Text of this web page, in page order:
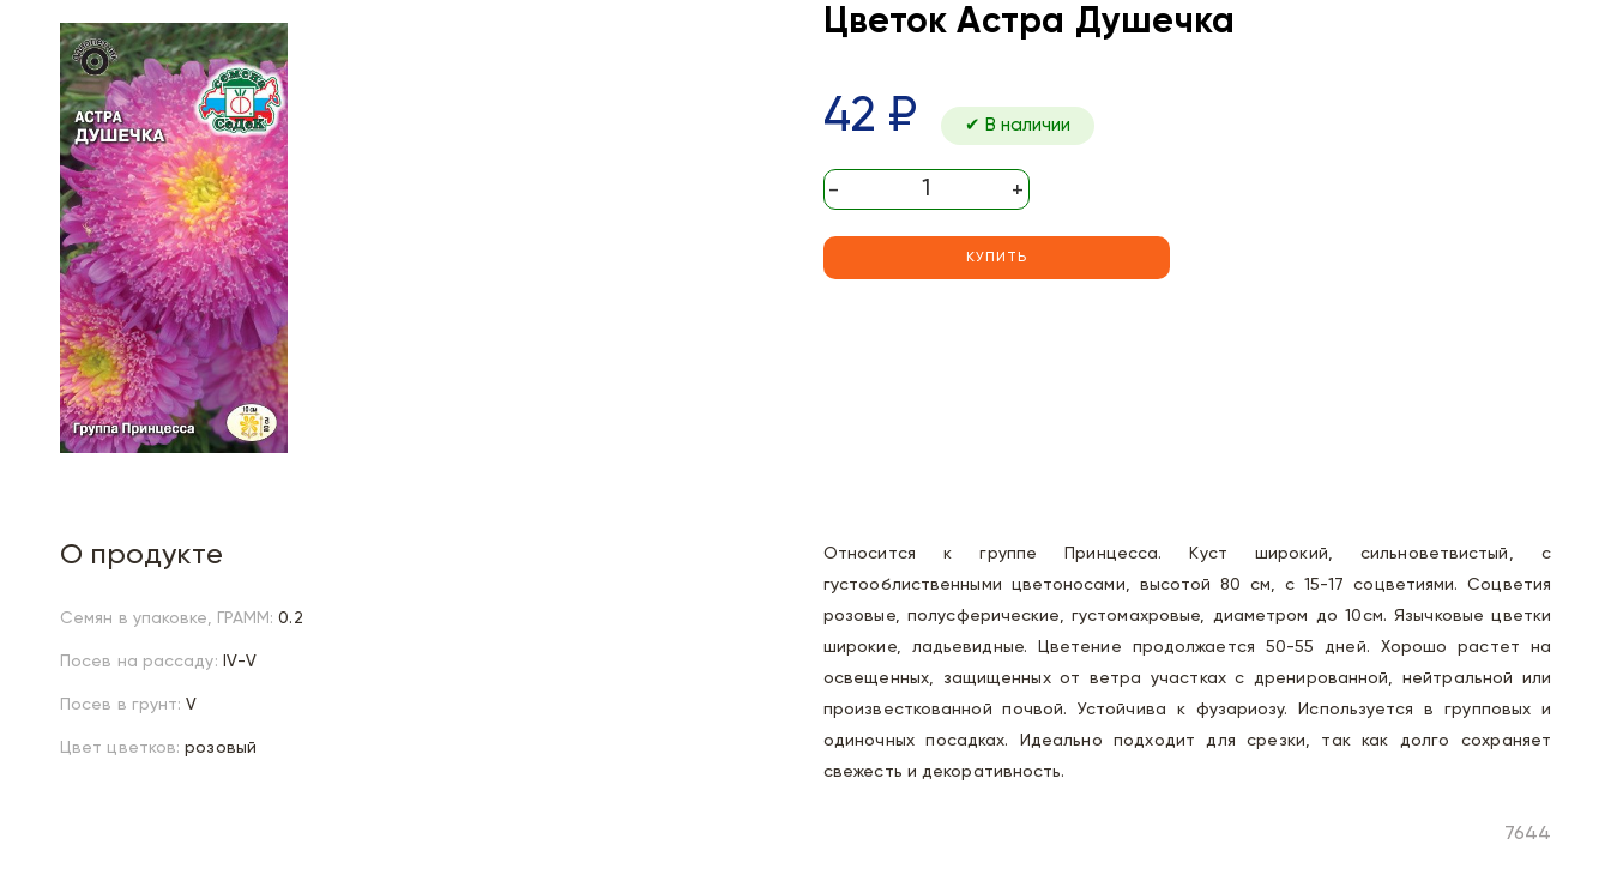
Цветок Астра Душечка
42 ₽ ✔ В наличии
- +
КУПИТЬ
О продукте
Семян в упаковке, ГРАММ: 0.2
Посев на рассаду: IV-V
Посев в грунт: V
Цвет цветков: розовый
Относится к группе Принцесса. Куст широкий, сильноветвистый, с
густооблиственными цветоносами, высотой 80 см, с 15-17 соцветиями. Соцветия
розовые, полусферические, густомахровые, диаметром до 10см. Язычковые цветки
широкие, ладьевидные. Цветение продолжается 50-55 дней. Хорошо растет на
освещенных, защищенных от ветра участках с дренированной, нейтральной или
произвесткованной почвой. Устойчива к фузариозу. Используется в групповых и
одиночных посадках. Идеально подходит для срезки, так как долго сохраняет
свежесть и декоративность.
7644